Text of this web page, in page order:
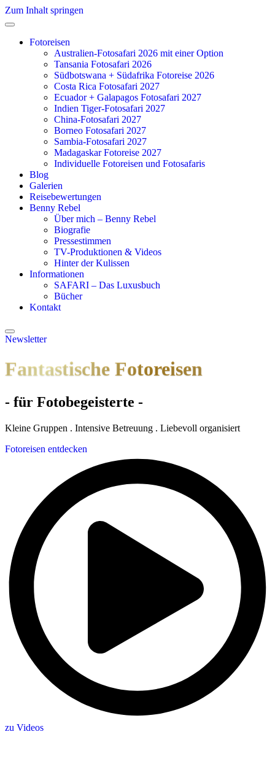
Zum Inhalt springen
Fotoreisen
Australien-Fotosafari 2026 mit einer Option
Tansania Fotosafari 2026
Südbotswana + Südafrika Fotoreise 2026
Costa Rica Fotosafari 2027
Ecuador + Galapagos Fotosafari 2027
Indien Tiger-Fotosafari 2027
China-Fotosafari 2027
Borneo Fotosafari 2027
Sambia-Fotosafari 2027
Madagaskar Fotoreise 2027
Individuelle Fotoreisen und Fotosafaris
Blog
Galerien
Reisebewertungen
Benny Rebel
Über mich – Benny Rebel
Biografie
Pressestimmen
TV-Produktionen & Videos
Hinter der Kulissen
Informationen
SAFARI – Das Luxusbuch
Bücher
Kontakt
Newsletter
Fantastische Fotoreisen
- für Fotobegeisterte -
Kleine Gruppen . Intensive Betreuung . Liebevoll organisiert
Fotoreisen entdecken
zu Videos